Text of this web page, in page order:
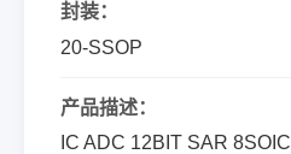
封装：
20-SSOP
产品描述：
IC ADC 12BIT SAR 8SOIC